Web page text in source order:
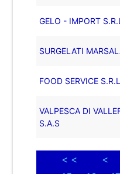
GELO - IMPORT
SURGELATI
FOOD SERVICE
VALPESCA DI
S.A.S
< < <